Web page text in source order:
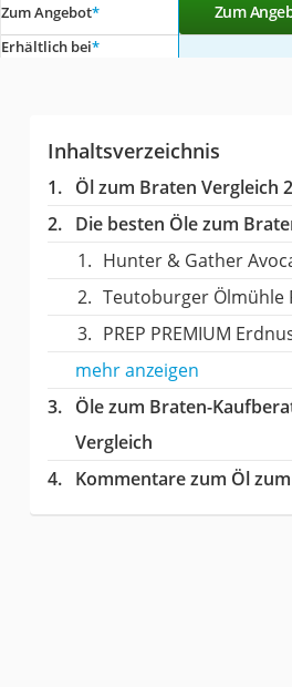
Zum Angebot* Zum
Erhältlich bei*
Inhaltsverzeichnis
Öl zum Braten Vergleich
Die besten Öle zum
Hunter & Gather
Teutoburger Ölmühle
PREP PREMIUM
mehr anzeigen
Öle zum Braten-
Vergleich
Kommentare zum Öl